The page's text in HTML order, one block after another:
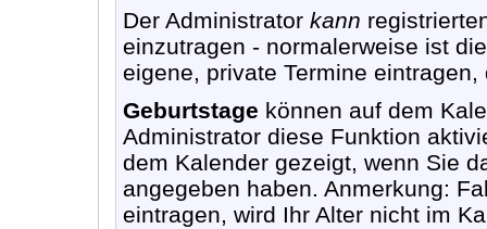
Der Administrator kann
einzutragen - normalerweise ist
eigene, private Termine
Geburtstage können auf dem
Administrator diese Funktion
dem Kalender gezeigt, wenn Sie
angegeben haben. Anmerkung:
eintragen, wird Ihr Alter nicht im